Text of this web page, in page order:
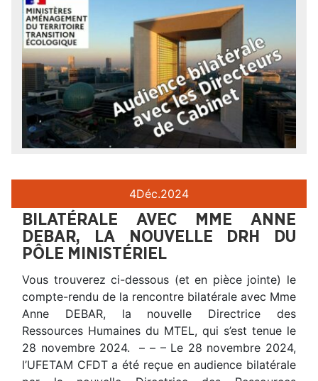
4Déc.2024
BILATÉRALE AVEC MME ANNE
DEBAR, LA NOUVELLE DRH DU
PÔLE MINISTÉRIEL
Vous trouverez ci-dessous (et en pièce jointe) le
compte-rendu de la rencontre bilatérale avec Mme
Anne DEBAR, la nouvelle Directrice des
Ressources Humaines du MTEL, qui s’est tenue le
28 novembre 2024. – – – Le 28 novembre 2024,
l’UFETAM CFDT a été reçue en audience bilatérale